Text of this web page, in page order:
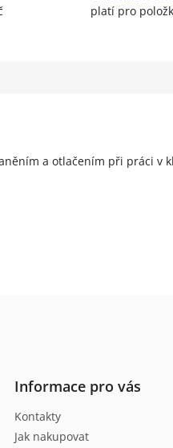
platí pro
a otlačením při práci v
Informace pro vás
Kontakty
Jak nakupovat